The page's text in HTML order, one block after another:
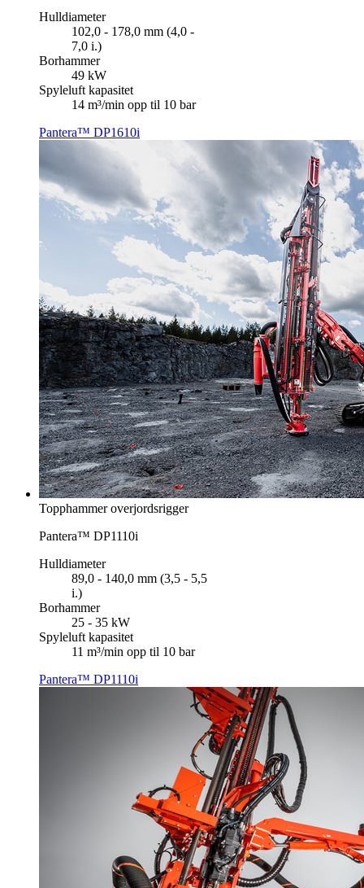
Hulldiameter
102,0 - 178,0 mm (4,0 -
7,0 i.)
Borhammer
49 kW
Spyleluft kapasitet
14 m³/min opp til 10 bar
Pantera™ DP1610i
Topphammer overjordsrigger
Pantera™ DP1110i
Hulldiameter
89,0 - 140,0 mm (3,5 - 5,5
i.)
Borhammer
25 - 35 kW
Spyleluft kapasitet
11 m³/min opp til 10 bar
Pantera™ DP1110i